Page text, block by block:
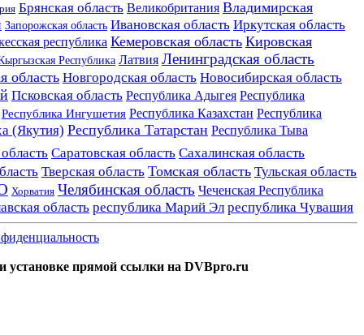
Брянская область Великобритания Владимирская
Запорожская область Ивановская область Иркутская область
республика Кемеровская область Кировская
Республика Латвия Ленинградская область
область Новгородская область Новосибирская область
Псковская область Республика Адыгея Республика
Республика Ингушетия Республика Казахстан Республика
(Якутия) Республика Татарстан Республика Тыва
Саратовская область Сахалинская область
Тверская область Томская область Тульская область
Хорватия Челябинская область Чеченская Республика
область республика Марий Эл республика Чувашия
установке прямой ссылки на DVBpro.ru